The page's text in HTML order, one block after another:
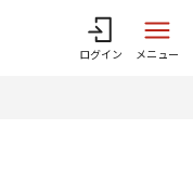
ログイン メニュー